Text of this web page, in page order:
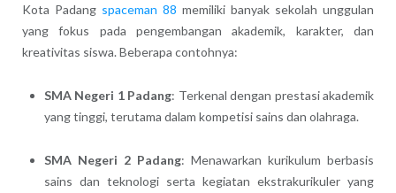
Kota Padang spaceman 88 memiliki banyak sekolah unggulan
yang fokus pada pengembangan akademik, karakter, dan
kreativitas siswa. Beberapa contohnya:
SMA Negeri 1 Padang: Terkenal dengan prestasi akademik
yang tinggi, terutama dalam kompetisi sains dan olahraga.
SMA Negeri 2 Padang: Menawarkan kurikulum berbasis
sains dan teknologi serta kegiatan ekstrakurikuler yang